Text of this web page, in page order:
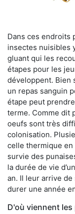
Dans ces endroits
insectes nuisibles
gluant qui les
étapes pour les
développent. Bien
un repas sanguin
étape peut
terme. Comme dit
oeufs sont très
colonisation.
celle thermique
survie des
la durée de vie
an. Il leur arrive
durer une année
D'où viennent les